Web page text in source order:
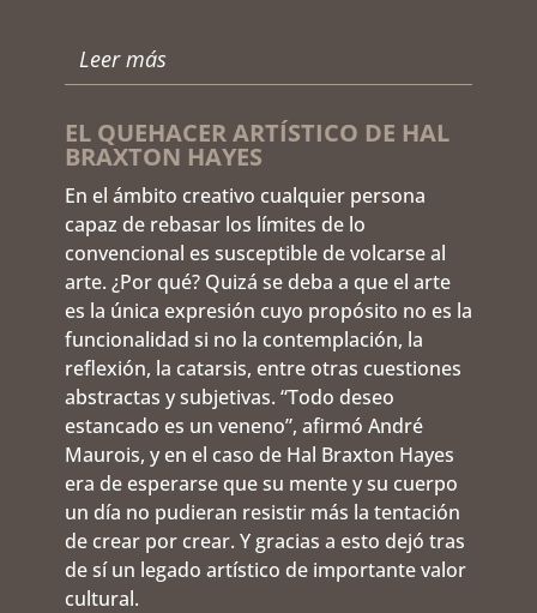
Leer más
EL QUEHACER ARTÍSTICO DE HAL
BRAXTON HAYES
En el ámbito creativo cualquier persona
capaz de rebasar los límites de lo
convencional es susceptible de volcarse al
arte. ¿Por qué? Quizá se deba a que el arte
es la única expresión cuyo propósito no es la
funcionalidad si no la contemplación, la
reflexión, la catarsis, entre otras cuestiones
abstractas y subjetivas. “Todo deseo
estancado es un veneno”, afirmó André
Maurois, y en el caso de Hal Braxton Hayes
era de esperarse que su mente y su cuerpo
un día no pudieran resistir más la tentación
de crear por crear. Y gracias a esto dejó tras
de sí un legado artístico de importante valor
cultural.